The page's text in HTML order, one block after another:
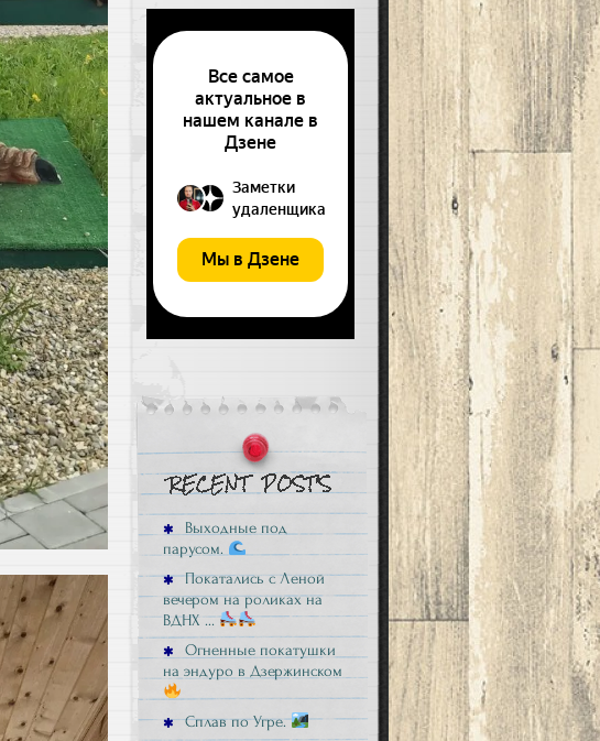
Выходные под
парусом.
Покатались с Леной
вечером на роликах на
ВДНХ …
Огненные покатушки
на эндуро в Дзержинском
Сплав по Угре.